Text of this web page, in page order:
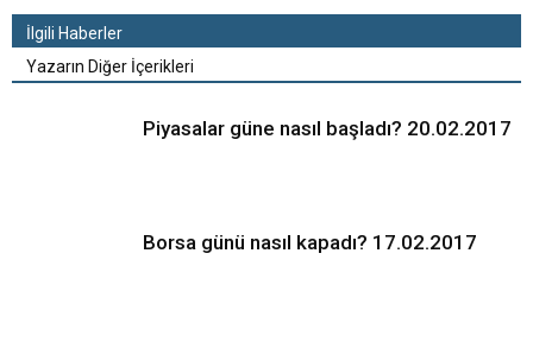
İlgili Haberler
Yazarın Diğer İçerikleri
Piyasalar güne nasıl başladı? 20.02.2017
Borsa günü nasıl kapadı? 17.02.2017